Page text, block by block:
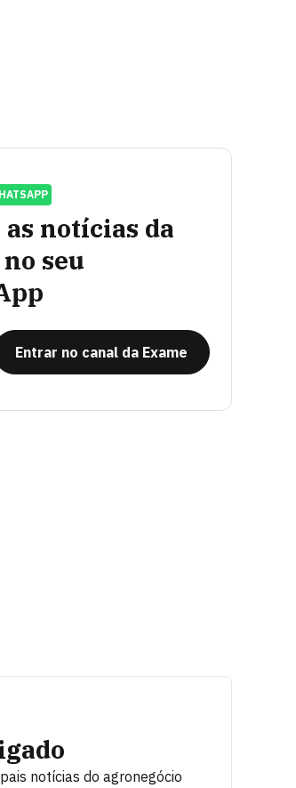
as notícias da
seu
Entrar no canal da Exame
notícias do agronegócio